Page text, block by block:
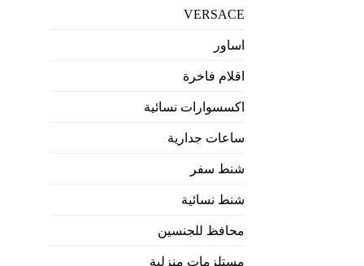
VERSACE
اساور
اقلام فاخرة
اكسسوارات نسائية
ساعات جدارية
شنط سفر
شنط نسائية
محافظ للجنسين
مستلزمات منزلية